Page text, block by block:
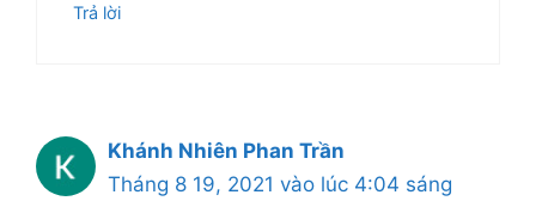
Trả lời
Khánh Nhiên Phan Trần
Tháng 8 19, 2021 vào lúc 4:04 sáng